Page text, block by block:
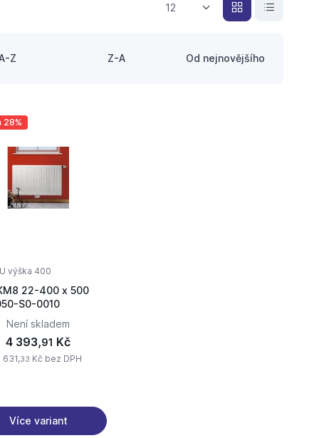
12
Z Z-A Od nejnovějšího
28%
výška 400
22-400 x 500
S0-0010
Není skladem
4 393,91 Kč
631,33 Kč bez DPH
Více variant